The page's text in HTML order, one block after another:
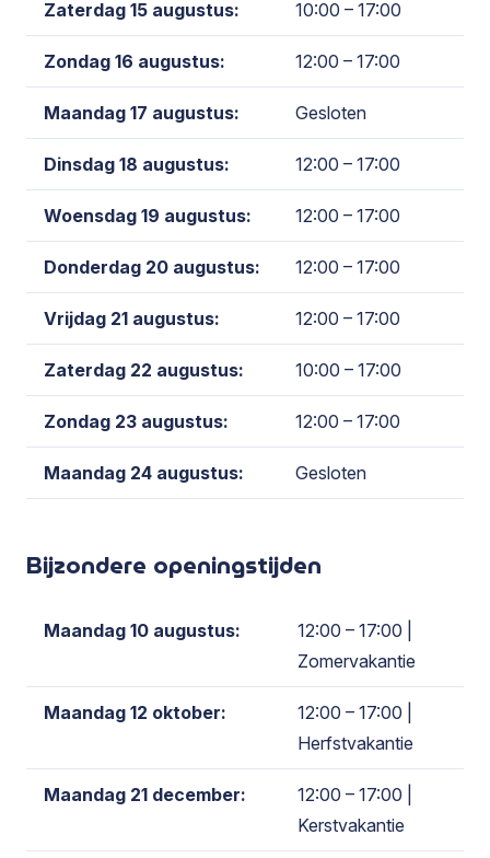
Zaterdag 15 augustus: 10:00 – 17:00
Zondag 16 augustus: 12:00 – 17:00
Maandag 17 augustus: Gesloten
Dinsdag 18 augustus: 12:00 – 17:00
Woensdag 19 augustus: 12:00 – 17:00
Donderdag 20 augustus: 12:00 – 17:00
Vrijdag 21 augustus: 12:00 – 17:00
Zaterdag 22 augustus: 10:00 – 17:00
Zondag 23 augustus: 12:00 – 17:00
Maandag 24 augustus: Gesloten
Bijzondere openingstijden
Maandag 10 augustus: 12:00 – 17:00
Zomervakantie
Maandag 12 oktober: 12:00 – 17:00
Herfstvakantie
Maandag 21 december: 12:00 – 17:00
Kerstvakantie